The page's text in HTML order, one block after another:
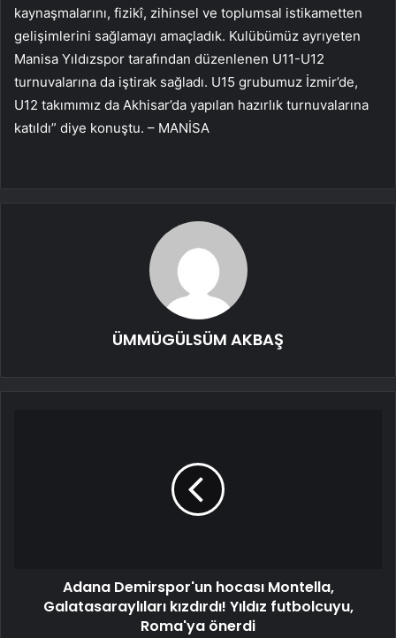
kaynaşmalarını, fizikî, zihinsel ve toplumsal istikametten
gelişimlerini sağlamayı amaçladık. Kulübümüz ayrıyeten
Manisa Yıldızspor tarafından düzenlenen U11-U12
turnuvalarına da iştirak sağladı. U15 grubumuz İzmir’de,
U12 takımımız da Akhisar’da yapılan hazırlık turnuvalarına
katıldı” diye konuştu. – MANİSA
ÜMMÜGÜLSÜM AKBAŞ
Adana Demirspor'un hocası Montella,
Galatasaraylıları kızdırdı! Yıldız futbolcuyu,
Roma'ya önerdi